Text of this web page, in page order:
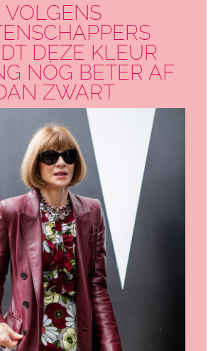
VOLGENS
DEZE KLEUR
NÓG BETER AF
ZWART